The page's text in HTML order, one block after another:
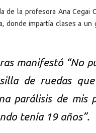
la profesora Ana Cegai
donde impartía clases a
manifestó “No
de ruedas
parálisis de
tenía 19 años”.